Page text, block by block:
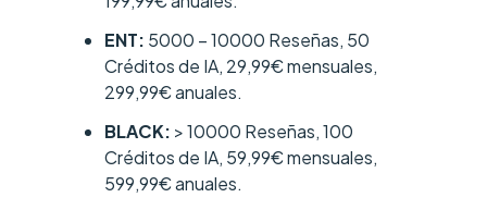
ENT: 5000 – 10000 Reseñas, 50
Créditos de IA, 29,99€ mensuales,
299,99€ anuales.
BLACK: > 10000 Reseñas, 100
Créditos de IA, 59,99€ mensuales,
599,99€ anuales.